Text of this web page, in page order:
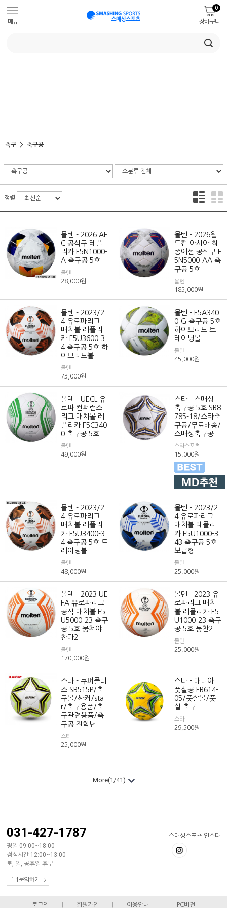
메뉴 장바구니
0
축구 축구공
정렬
몰텐 - 2026 AF
C 공식구 레플
리카 F5N1000-
A 축구공 5호
몰텐
28,000원
몰텐 - 2026월
드컵 아시아 최
종예선 공식구 F
5N5000-AA 축
구공 5호
몰텐
185,000원
몰텐 - 2023/2
4 유로파리그
매치볼 레플리
카 F5U3600-3
4 축구공 5호 하
이브리드볼
몰텐
73,000원
몰텐 - F5A340
0-G 축구공 5호
하이브리드 트
레이닝볼
몰텐
45,000원
몰텐 - UECL 유
로파 컨퍼런스
리그 매치볼 레
플리카 F5C340
0 축구공 5호
몰텐
49,000원
스타 - 스매싱
축구공 5호 SB8
785-18/스타축
구공/무료배송/
스매싱축구공
스타스포츠
15,000원
몰텐 - 2023/2
4 유로파리그
매치볼 레플리
카 F5U3400-3
4 축구공 5호 트
레이닝볼
몰텐
48,000원
몰텐 - 2023/2
4 유로파리그
매치볼 레플리
카 F5U1000-3
4B 축구공 5호
보급형
몰텐
25,000원
몰텐 - 2023 UE
FA 유로파리그
공식 매치볼 F5
U5000-23 축구
공 5호 뭉쳐야
찬다2
몰텐
170,000원
몰텐 - 2023 유
로파리그 매치
볼 레플리카 F5
U1000-23 축구
공 5호 뭉찬2
몰텐
25,000원
스타 - 쿠퍼플러
스 SB515P/축
구볼/싸커/sta
r/축구용품/축
구관련용품/축
구공 전학년
스타
25,000원
스타 - 매니아
풋살공 FB614-
05/풋살볼/풋
살 축구
스타
29,500원
More(1/41)
스매싱스포츠 인스타
031-427-1787
평일 09:00~18:00
점심시간 12:00~13:00
토, 일, 공휴일 휴무
1:1문의하기
로그인 회원가입 이용안내 PC버전